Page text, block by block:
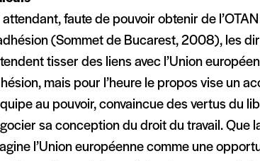
attendant, faute de pouvoir obtenir de
(Sommet de Bucarest, 2008), les
tisser des liens avec l’Union
mais pour l’heure le propos vise un
au pouvoir, convaincue des vertus du
sa conception du droit du travail. Que
l’Union européenne comme une